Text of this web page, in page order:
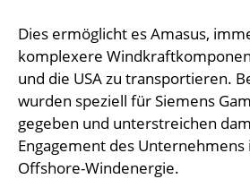
Dies ermöglicht es Amasus,
komplexere
und die USA zu transportieren.
wurden speziell für Siemens
gegeben und unterstreichen
Engagement des
Offshore-Windenergie.